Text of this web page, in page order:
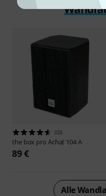
323
the box pro Achat 104 A
89 €
Alle